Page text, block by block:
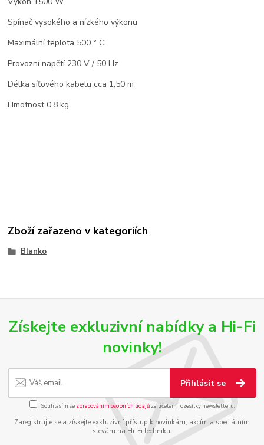
Spínač vysokého a nízkého výkonu
Maximální teplota 500 ° C
Provozní napětí 230 V / 50 Hz
Délka síťového kabelu cca 1,50 m
Hmotnost 0,8 kg
Zboží zařazeno v kategoriích
Blanko
Získejte exkluzivní nabídky a Hi-Fi
novinky!
Přihlásit se
Souhlasím se zpracováním osobních údajůza účelem rozesílky newsletteru.
Zaregistrujte se a získejte exkluzivní přístup k novinkám, akcím a speciálním
slevám na Hi-Fi techniku.